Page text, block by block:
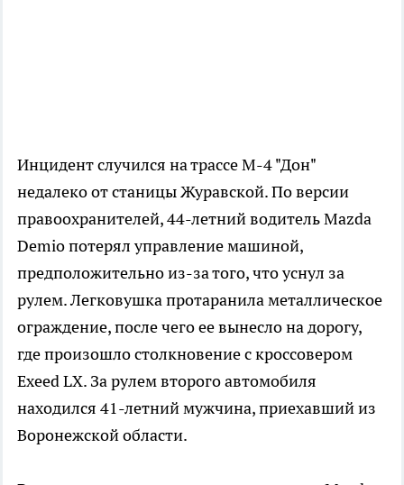
Инцидент случился на трассе М-4 "Дон"
недалеко от станицы Журавской. По версии
правоохранителей, 44-летний водитель Mazda
Demio потерял управление машиной,
предположительно из-за того, что уснул за
рулем. Легковушка протаранила металлическое
ограждение, после чего ее вынесло на дорогу,
где произошло столкновение с кроссовером
Exeed LX. За рулем второго автомобиля
находился 41-летний мужчина, приехавший из
Воронежской области.